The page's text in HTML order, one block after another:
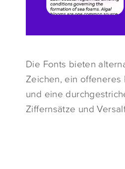
Die Fonts bieten
Zeichen, ein offeneres
und eine
Ziffernsätze und